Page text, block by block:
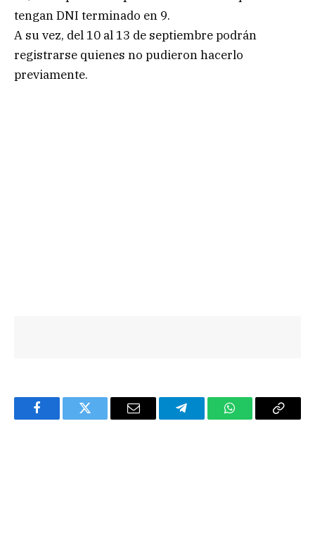
tengan DNI terminado en 9.
A su vez, del 10 al 13 de septiembre podrán
registrarse quienes no pudieron hacerlo
previamente.
FacebookTwitter Email TelegramWhatsAppCopy